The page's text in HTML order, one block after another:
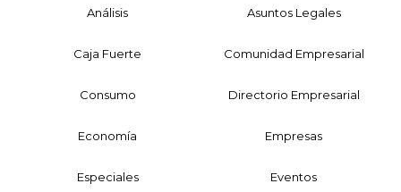
Análisis Asuntos Legales
Caja Fuerte Comunidad Empresarial
Consumo Directorio Empresarial
Economía Empresas
Especiales Eventos